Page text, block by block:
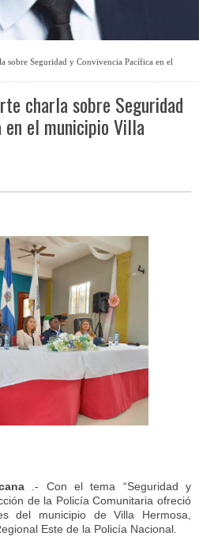
sobre Seguridad y Convivencia Pacífica en el
charla sobre Seguridad
en el municipio Villa
.- Con el tema “Seguridad y
de la Policía Comunitaria ofreció
del municipio de Villa Hermosa,
Este de la Policía Nacional.